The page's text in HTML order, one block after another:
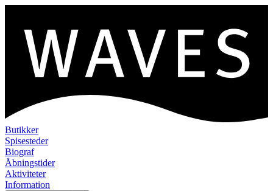
Butikker
Spisesteder
Biograf
Åbningstider
Aktiviteter
Information